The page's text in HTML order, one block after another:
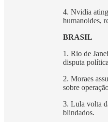
4. Nvidia
humanoides,
BRASIL
1. Rio de
disputa
2. Moraes
sobre
3. Lula volta
blindados.